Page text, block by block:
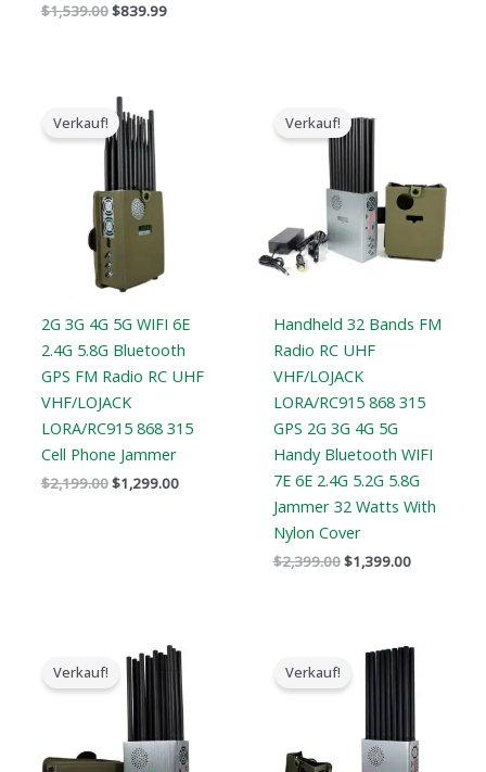
$1,539.00$839.99
Verkauf!
2G 3G 4G 5G WIFI 6E
2.4G 5.8G Bluetooth
GPS FM Radio RC UHF
VHF/LOJACK
LORA/RC915 868 315
Cell Phone Jammer
$2,199.00
Der
ursprüngliche
Preis
war:
$2,199.00.
$1,299.00
Verkauf!
Handheld 32 Bands FM
Radio RC UHF
VHF/LOJACK
LORA/RC915 868 315
GPS 2G 3G 4G 5G
Handy Bluetooth WIFI
7E 6E 2.4G 5.2G 5.8G
Jammer 32 Watts With
Nylon Cover
$2,399.00
ursprüngliche
Preis
$1,399.00
Verkauf!
ursprüngliche
Preis
war:
$1,299.00.
Der
aktuelle
Preis
ist:
$759.99.
Verkauf!
ursprüngliche
Preis
Der